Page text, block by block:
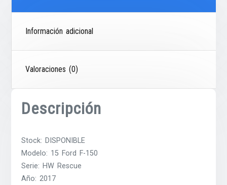
Información adicional
Valoraciones (0)
Descripción
Stock: DISPONIBLE
Modelo: 15 Ford F-150
Serie: HW Rescue
Año: 2017